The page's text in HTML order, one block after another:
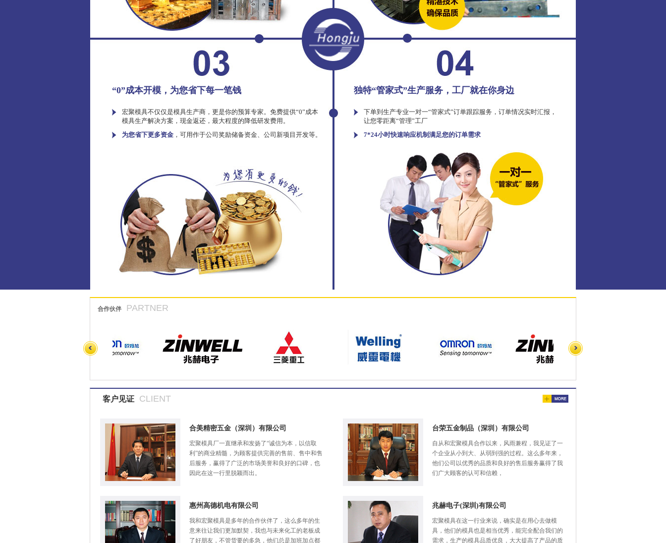
“0”成本开模，为您省下每一笔钱
宏聚模具不仅仅是模具生产商，更是你的预算专家。免费提供“0”成本
模具生产解决方案，现金返还，最大程度的降低研发费用。
为您省下更多资金 ，可用作于公司奖励储备资金、公司新项目开发等。
独特“管家式”生产服务，工厂就在你身边
下单到生产专业一对一“管家式”订单跟踪服务，订单情况实时汇报，
让您零距离“管理”工厂
7*24小时快速响应机制满足您的订单需求
合作伙伴 PARTNER
客户见证 CLIENT
合美精密五金（深圳）有限公司
宏聚模具厂一直继承和发扬了“诚信为本，以信取
利”的商业精髓，为顾客提供完善的售前、售中和售
后服务，赢得了广泛的市场美誉和良好的口碑，也
因此在这一行里脱颖而出。
台荣五金制品（深圳）有限公司
自从和宏聚模具合作以来，风雨兼程，我见证了一
个企业从小到大、从弱到强的过程。这么多年来，
他们公司以优秀的品质和良好的售后服务赢得了我
们广大顾客的认可和信赖，
惠州高德机电有限公司
我和宏聚模具是多年的合作伙伴了，这么多年的生
意来往让我们更加默契，我也与未来化工的老板成
了好朋友，不管货要的多急，他们总是加班加点都
兆赫电子(深圳)有限公司
宏聚模具在这一行业来说，确实是在用心去做模
具，他们的模具也是相当优秀，能完全配合我们的
需求，生产的模具品质优良，大大提高了产品的质